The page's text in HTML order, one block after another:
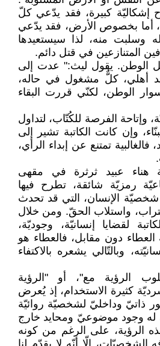
إشكاليّة كبيرة، فقد يدّعي كلّ
أما بخصوص الأرض، فقد يدّعي
منه، لذا سيستعيدها
المتنازعين في قتل دائم.
الوطن. يقول ليث:" عدت إلى
أهلي، كلٌّ مشغول في حاله،
الوطن، لكنّي قررت البقاء
وإتاحة الفرصة للكُتّاب، لتداول
وإن كانت الكاتبة تشير إلى
تمتنع عن إبداء الرأي،
هناء عبيد ثرثرة في مقهى
رمزيّة شائقة، تطرح فيها
شخصيّة الإنسان، التي قد تحدث
واستلاب الحقّ. ومن خلال
لقضايا إنسانيّة، وجوديّة،
العطاء دون مقابل، فالعطاء هو
وبالتّالي يشعره بالاكتفاء
الرؤية مع"، أو "الرؤية
كثيرة الاستخدام، إذ يُعرض
ذاتيّ وداخليّ لشخصيّة روائيّة
له وجود موضوعيّ ومحايد خارج
الرؤية، على الرغم من كونه